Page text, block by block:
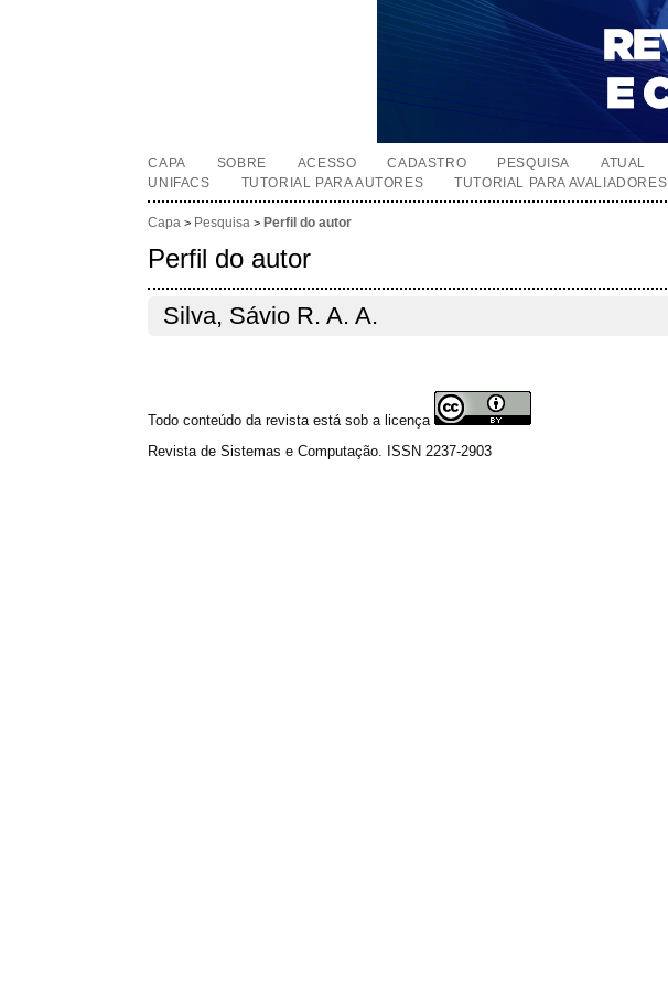
CAPA SOBRE ACESSO CADASTRO PESQUISA ATUAL
UNIFACS
TUTORIAL PARA AUTORES TUTORIAL PARA AVALIADORES
Capa > Pesquisa > Perfil do autor
Perfil do autor
Silva, Sávio R. A. A.
Todo conteúdo da revista está sob a licença
Revista de Sistemas e Computação. ISSN 2237-2903